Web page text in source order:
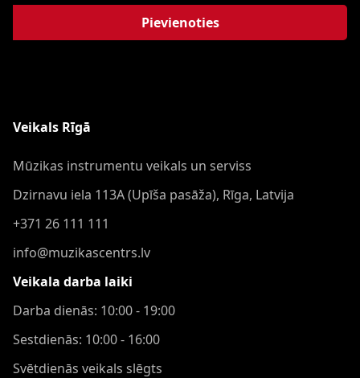
Pievienoties
Veikals Rīgā
Mūzikas instrumentu veikals un serviss
Dzirnavu iela 113A (Upīša pasāža), Rīga, Latvija
+371 26 111 111
info@muzikascentrs.lv
Veikala darba laiki
Darba dienās: 10:00 - 19:00
Sestdienās: 10:00 - 16:00
Svētdienās veikals slēgts